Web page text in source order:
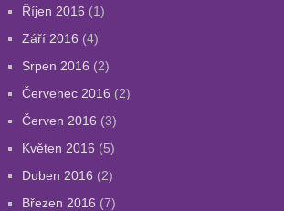
Říjen 2016 (1)
Září 2016 (4)
Srpen 2016 (2)
Červenec 2016 (2)
Červen 2016 (3)
Květen 2016 (5)
Duben 2016 (2)
Březen 2016 (7)